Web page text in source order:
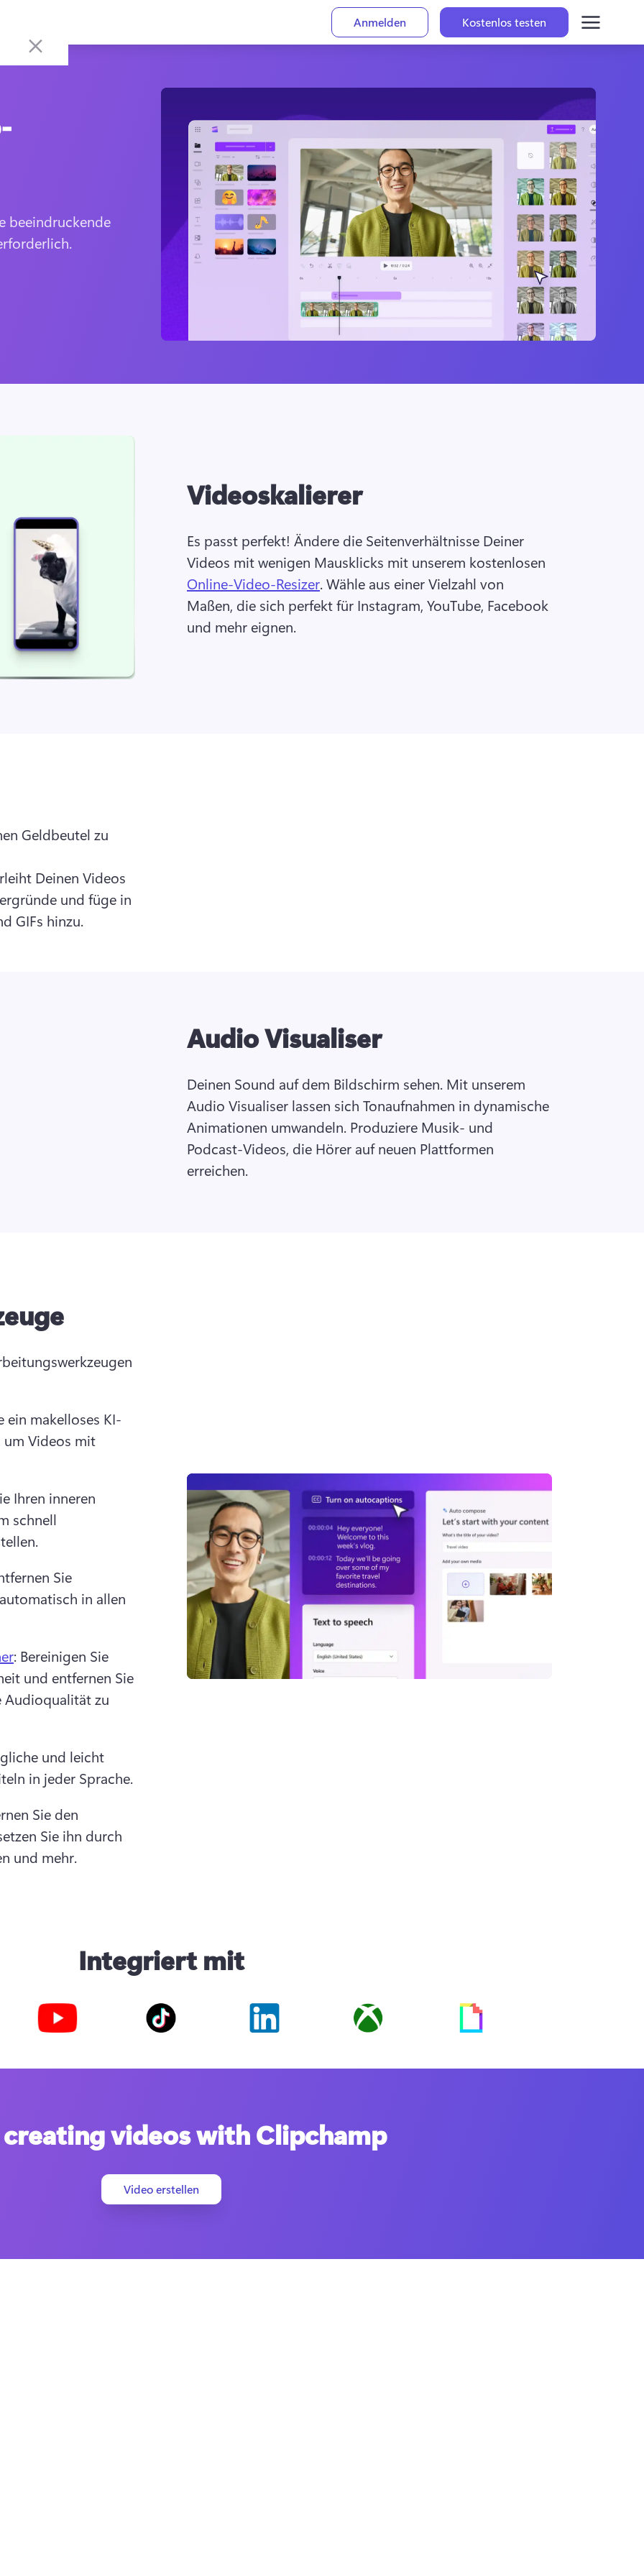
Anmelden
Kostenlos testen
beeindruckende
Videoskalierer
Es passt perfekt! Ändere die Seitenverhältnisse Deiner
Videos mit wenigen Mausklicks mit unserem kostenlosen
Online-Video-Resizer. Wähle aus einer Vielzahl von
Maßen, die sich perfekt für Instagram, YouTube, Facebook
und mehr eignen.
Geldbeutel zu
Deinen Videos
und füge in
GIFs hinzu.
Audio Visualiser
Deinen Sound auf dem Bildschirm sehen. Mit unserem
Audio Visualiser lassen sich Tonaufnahmen in dynamische
Animationen umwandeln. Produziere Musik- und
Podcast-Videos, die Hörer auf neuen Plattformen
erreichen.
ein makelloses KI-
um Videos mit
Ihren inneren
schnell
Sie
in allen
: Bereinigen Sie
und entfernen Sie
Audioqualität zu
und leicht
in jeder Sprache.
Sie den
Sie ihn durch
und mehr.
Integriert mit
videos with Clipchamp
Video erstellen